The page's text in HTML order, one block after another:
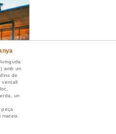
amb un
de
ventall
un
peça